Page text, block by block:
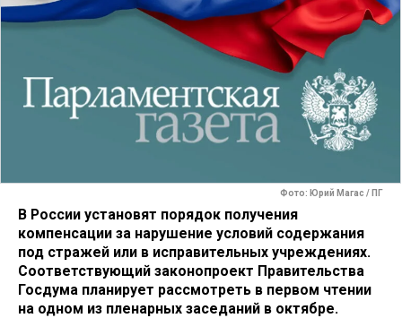
Фото: Юрий Магас / ПГ
В России установят порядок получения
компенсации за нарушение условий содержания
под стражей или в исправительных учреждениях.
Соответствующий законопроект Правительства
Госдума планирует рассмотреть в первом чтении
на одном из пленарных заседаний в октябре.